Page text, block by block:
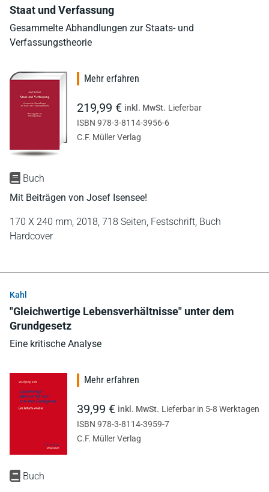
Staat und Verfassung
Gesammelte Abhandlungen zur Staats- und
Verfassungstheorie
Buch
Mit Beiträgen von Josef Isensee!
170 X 240 mm, 2018, 718 Seiten, Festschrift, Buch
Hardcover
Mehr erfahren
219,99 € inkl. MwSt. Lieferbar
ISBN 978-3-8114-3956-6
C.F. Müller Verlag
Kahl
"Gleichwertige Lebensverhältnisse" unter dem
Grundgesetz
Eine kritische Analyse
Buch
Mehr erfahren
39,99 € inkl. MwSt. Lieferbar in 5-8 Werktagen
ISBN 978-3-8114-3959-7
C.F. Müller Verlag